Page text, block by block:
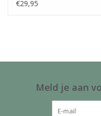
€29,95
Meld je aan